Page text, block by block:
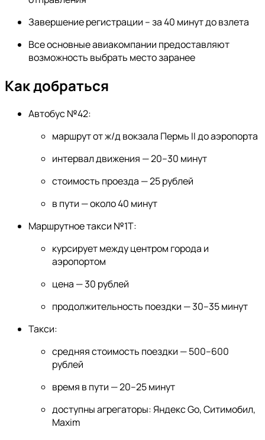
Завершение регистрации – за 40 минут до взлета
Все основные авиакомпании предоставляют
возможность выбрать место заранее
Как добраться
Автобус №42:
маршрут от ж/д вокзала Пермь II до аэропорта
интервал движения — 20–30 минут
стоимость проезда — 25 рублей
в пути — около 40 минут
Маршрутное такси №1Т:
курсирует между центром города и
аэропортом
цена — 30 рублей
продолжительность поездки — 30–35 минут
Такси:
средняя стоимость поездки — 500–600
рублей
время в пути — 20–25 минут
доступны агрегаторы: Яндекс Go, Ситимобил,
Maxim